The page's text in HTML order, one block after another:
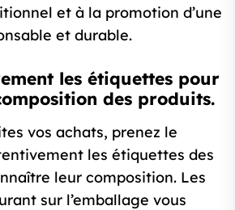
et à la promotion d’une
et durable.
les étiquettes pour
des produits.
vos achats, prenez le
les étiquettes des
leur composition. Les
sur l’emballage vous